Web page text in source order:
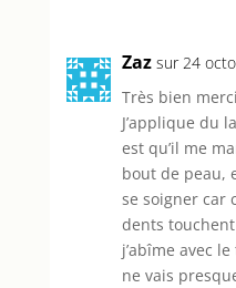
Zaz sur 24
Très bien
J’applique du
est qu’il me
bout de peau,
se soigner car
dents
j’abîme avec
ne vais